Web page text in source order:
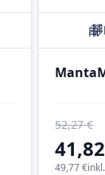
52,27 €
49,77 €